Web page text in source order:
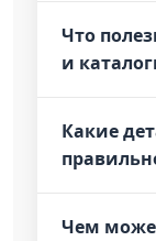
Что
и
Какие
Чем